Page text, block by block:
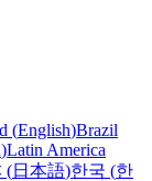
(English)Brazil
)Latin America
(日本語)한국 (한